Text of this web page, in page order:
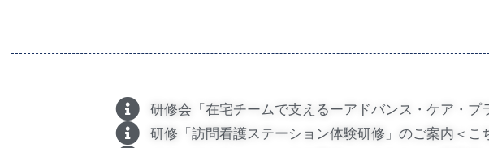
研修会「在宅チームで支えるーアドバンス・ケア・
研修「訪問看護ステーション体験研修」のご案内＜こ